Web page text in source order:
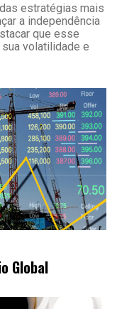
estratégias mais
a independência
que esse
volatilidade e
Global